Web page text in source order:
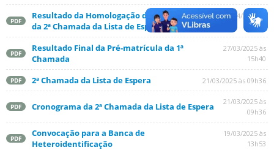
PDF
Resultado da Homologação da Pré-matrícula
da 2ª Chamada da Lista de Espera
01/04/2025 às
08h57
PDF
Resultado Final da Pré-matrícula da 1ª
Chamada
27/03/2025 às
15h40
PDF 2ª Chamada da Lista de Espera 21/03/2025 às 09h36
PDF Cronograma da 2ª Chamada da Lista de Espera
21/03/2025 às
09h36
PDF
Convocação para a Banca de
Heteroidentificação
19/03/2025 às
13h53